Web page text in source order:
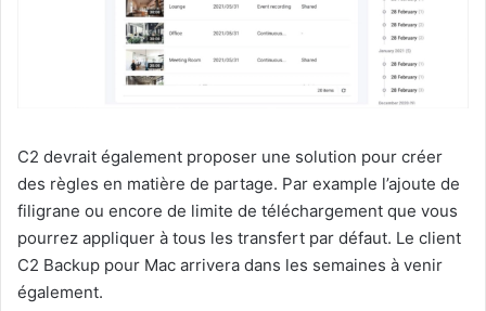
C2 devrait également proposer une solution pour créer
des règles en matière de partage. Par example l’ajoute de
filigrane ou encore de limite de téléchargement que vous
pourrez appliquer à tous les transfert par défaut. Le client
C2 Backup pour Mac arrivera dans les semaines à venir
également.